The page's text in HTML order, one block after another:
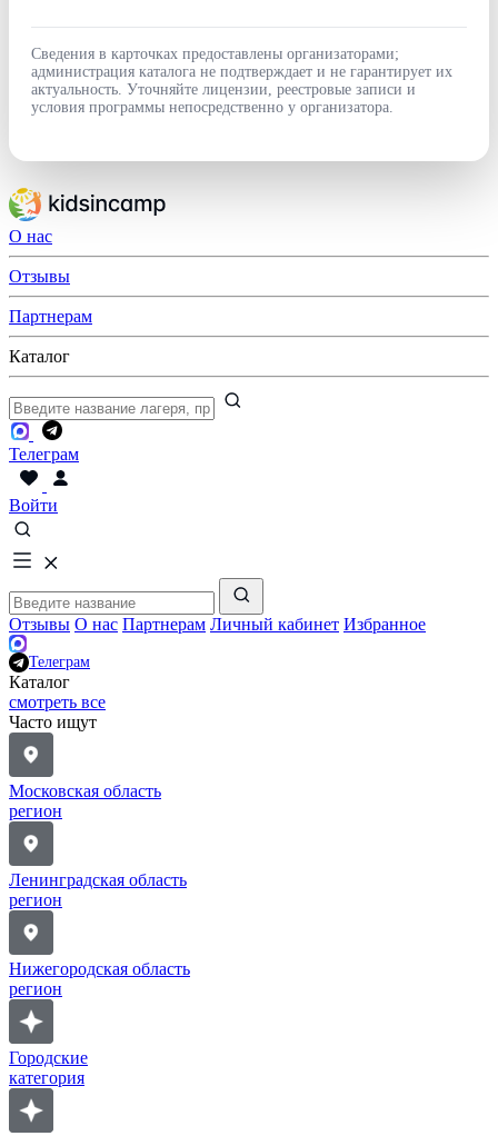
Сведения в карточках предоставлены организаторами;
администрация каталога не подтверждает и не гарантирует их
актуальность. Уточняйте лицензии, реестровые записи и
условия программы непосредственно у организатора.
О нас
Отзывы
Партнерам
Каталог
Телеграм
Войти
Отзывы О нас Партнерам Личный кабинет Избранное
Телеграм
Каталог
смотреть все
Часто ищут
Московская область
регион
Ленинградская область
регион
Нижегородская область
регион
Городские
категория